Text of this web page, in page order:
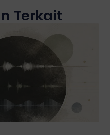
Terkait